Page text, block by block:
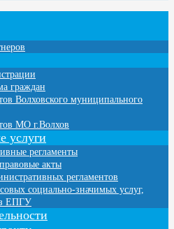
граждан
Волховского муниципального
МО г.Волхов
услуги
регламенты
акты
регламентов
социально-значимых услуг,
ЕПГУ